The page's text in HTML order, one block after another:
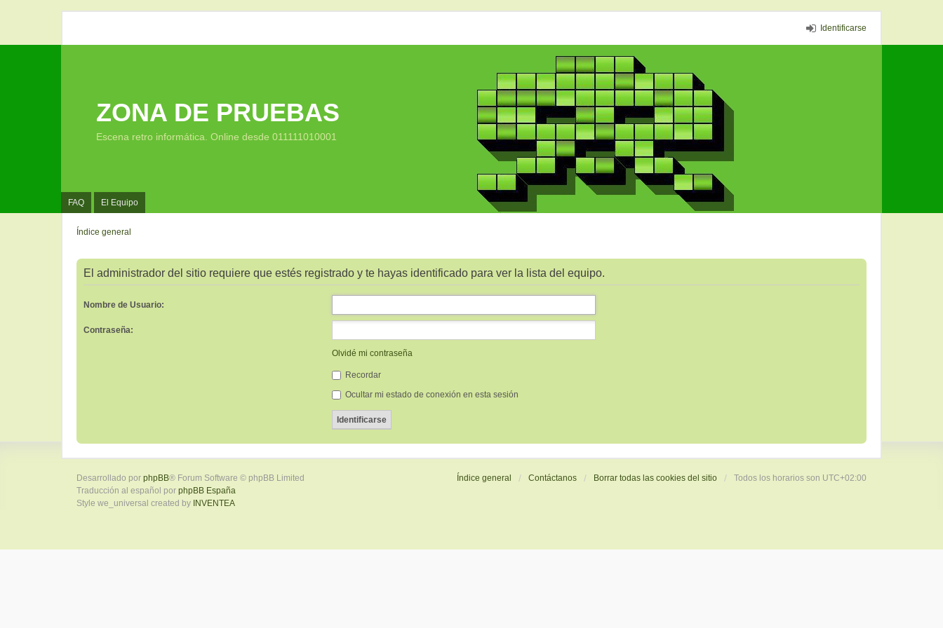
Identificarse
FAQ El Equipo
ZONA DE PRUEBAS
Escena retro informática. Online desde 011111010001
Índice general
El administrador del sitio requiere que estés registrado y te hayas identificado para ver la lista del equipo.
Nombre de Usuario:
Contraseña:
Olvidé mi contraseña
Recordar
Ocultar mi estado de conexión en esta sesión
Índice general Contáctanos Borrar todas las cookies del sitio Todos los horarios son UTC+02:00
Desarrollado por phpBB® Forum Software © phpBB Limited
Traducción al español por phpBB España
Style we_universal created by INVENTEA